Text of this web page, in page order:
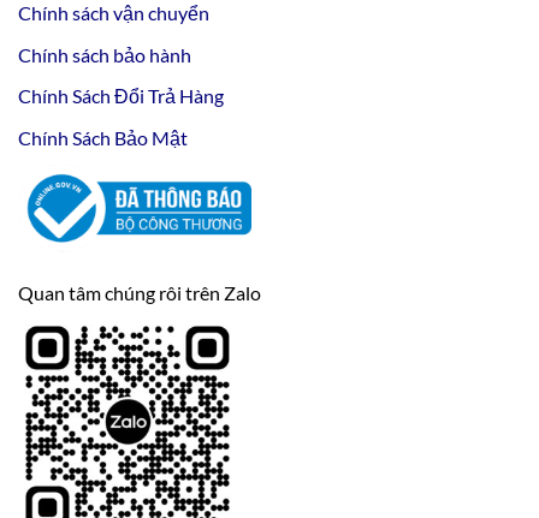
Chính sách vận chuyển
Chính sách bảo hành
Chính Sách Đổi Trả Hàng
Chính Sách Bảo Mật
Quan tâm chúng rôi trên Zalo